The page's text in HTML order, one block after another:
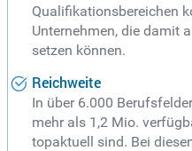
Qualifikationsbereichen
Unternehmen, die damit
setzen können.
Reichweite
In über 6.000
mehr als 1,2 Mio.
topaktuell sind. Bei